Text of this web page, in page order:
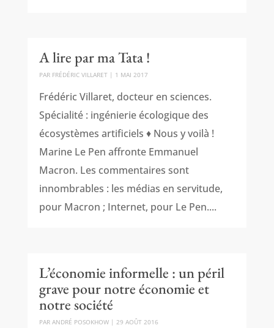
A lire par ma Tata !
PAR FRÉDÉRIC VILLARET| 1 MAI 2017
Frédéric Villaret, docteur en sciences.
Spécialité : ingénierie écologique des
écosystèmes artificiels ♦ Nous y voilà !
Marine Le Pen affronte Emmanuel
Macron. Les commentaires sont
innombrables : les médias en servitude,
pour Macron ; Internet, pour Le Pen....
L’économie informelle : un péril
grave pour notre économie et
notre société
PAR ANDRÉ POSOKHOW| 29 AOÛT 2016